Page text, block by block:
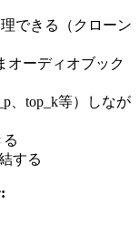
できる（クローン
オーディオブック
、top_k等）しなが
する